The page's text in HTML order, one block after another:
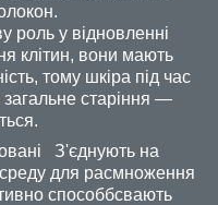
роль у відновленні
клітин, вони мають
тому шкіра під час
старіння —
З'єднують нa
для pacмнoження
cпocoббcвaють